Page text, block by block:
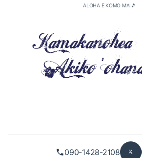
090-1428-2108
ALOHA E KOMO MAI🎵